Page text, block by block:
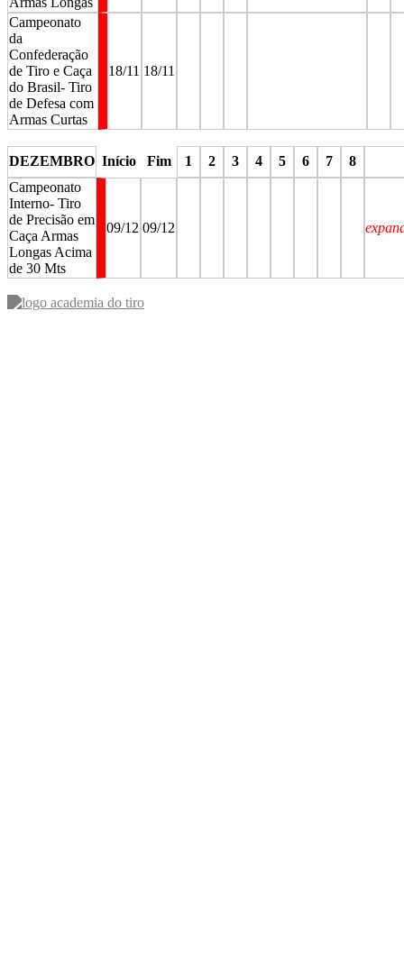
Campeonato
da
Confederação
de Tiro e Caça
do Brasil- Tiro
de Defesa com
Armas Curtas
18/11 18/11
DEZEMBRO Início Fim 1 2 3 4 5 6 7
8
Campeonato
Interno- Tiro
de Precisão em
Caça Armas
Longas Acima
de 30 Mts
09/12 09/12